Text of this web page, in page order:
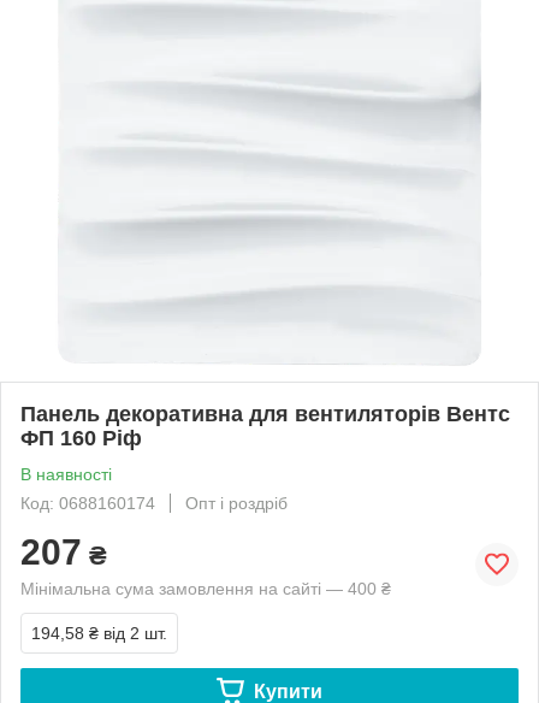
Панель декоративна для вентиляторів Вентс
ФП 160 Ріф
В наявності
Код: 0688160174
Опт і роздріб
207 ₴
Мінімальна сума замовлення на сайті — 400 ₴
194,58 ₴ від 2 шт.
Купити